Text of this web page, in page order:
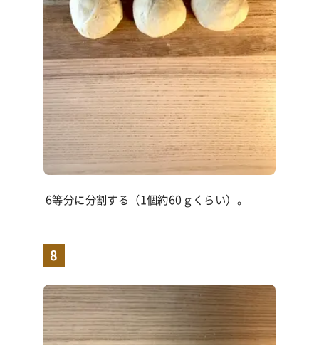
6等分に分割する（1個約60 ｇくらい）。
8